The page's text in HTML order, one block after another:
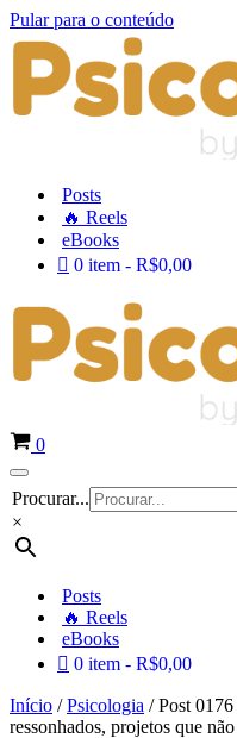
Pular para o conteúdo
Posts
🔥 Reels
eBooks
0 item
R$0,00
Carrinho
0
Menu
de
navegação
Procurar...
×
Posts
🔥 Reels
eBooks
0 item
R$0,00
Início /Psicologia / Post
ressonhados, projetos que